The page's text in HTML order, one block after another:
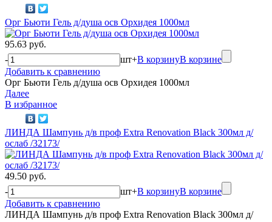
Орг Бьюти Гель д/душа осв Орхидея 1000мл
95.63 руб.
-
шт+В корзинуВ корзине
Добавить к сравнению
Орг Бьюти Гель д/душа осв Орхидея 1000мл
Далее
В избранное
ЛИНДА Шампунь д/в проф Extra Renovation Black 300мл д/
ослаб /32173/
49.50 руб.
-
шт+В корзинуВ корзине
Добавить к сравнению
ЛИНДА Шампунь д/в проф Extra Renovation Black 300мл д/